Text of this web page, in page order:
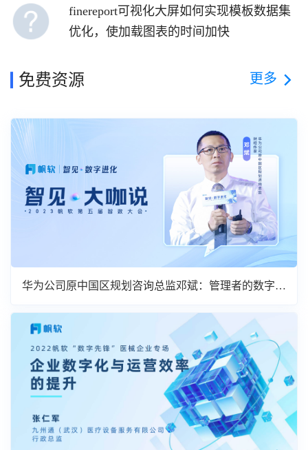
上，实现每天数据实时分析？
finereport可视化大屏如何实现模板数据集
优化，使加载图表的时间加快
免费资源 更多
华为公司原中国区规划咨询总监邓斌：管理者的数字化